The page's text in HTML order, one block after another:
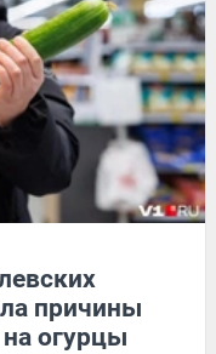
причины
огурцы